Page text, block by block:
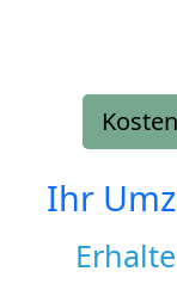
Ihr